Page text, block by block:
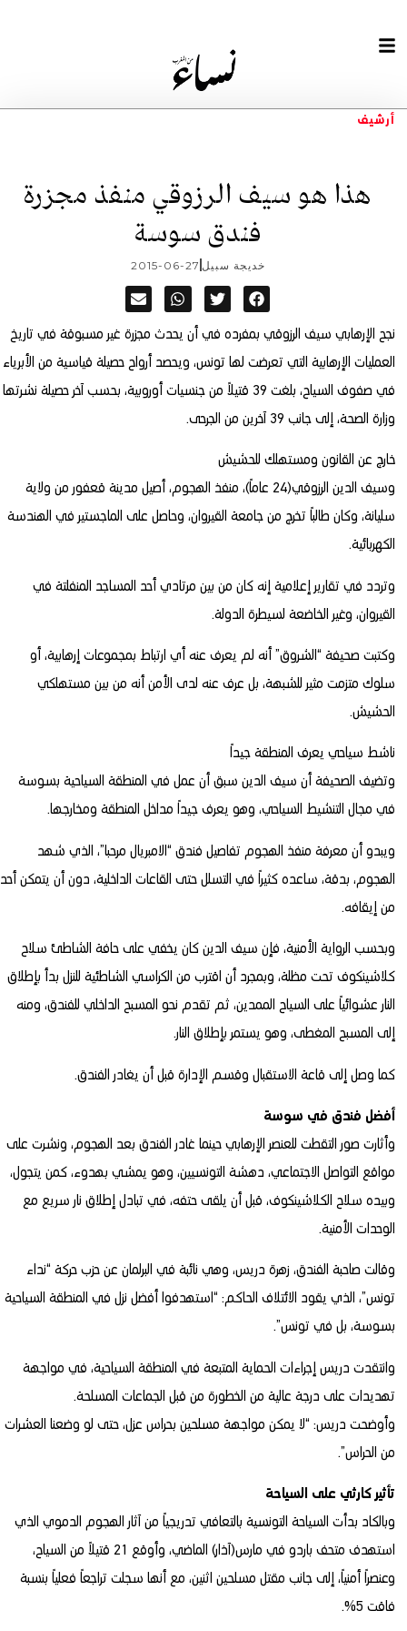
أرشيف
هذا هو سيف الرزوقي منفذ مجزرة
فندق سوسة
خديجة سبيل 2015-06-27
نجح الإرهابي سيف الرزوقي بمفرده في أن يحدث مجزرة غير مسبوقة في تاريخ
العمليات الإرهابية التي تعرضت لها تونس، ويحصد أرواح حصيلة قياسية من الأبرياء
في صفوف السياح، بلغت 39 قتيلاً من جنسيات أوروبية، بحسب آخر حصيلة نشرتها
وزارة الصحة، إلى جانب 39 آخرين من الجرحى.
خارج عن القانون ومستهلك للحشيش
وسيف الدين الرزوقي(24 عاماً)، منفذ الهجوم، أصيل مدينة قعفور من ولاية
سليانة، وكان طالباً تخرج من جامعة القيروان، وحاصل على الماجستير في الهندسة
الكهربائية.
وتردد في تقارير إعلامية إنه كان من بين مرتادي أحد المساجد المنفلتة في
القيروان، وغير الخاضعة لسيطرة الدولة.
وكتبت صحيفة “الشروق” أنه لم يعرف عنه أي ارتباط بمجموعات إرهابية، أو
سلوك متزمت مثير للشبهة، بل عرف عنه لدى الأمن أنه من بين مستهلكي
الحشيش.
ناشط سياحي يعرف المنطقة جيداً
وتضيف الصحيفة أن سيف الدين سبق أن عمل في المنطقة السياحية بسوسة
في مجال التنشيط السياحي، وهو يعرف جيداً مداخل المنطقة ومخارجها.
ويبدو أن معرفة منفذ الهجوم تفاصيل فندق “الامبريال مرحبا”، الذي شهد
الهجوم، بدقة، ساعده كثيراً في التسلل حتى القاعات الداخلية، دون أن يتمكن أحد
من إيقافه.
وبحسب الرواية الأمنية، فإن سيف الدين كان يخفي على حافة الشاطئ سلاح
كلاشينكوف تحت مظلة، وبمجرد أن اقترب من الكراسي الشاطئية للنزل بدأ بإطلاق
النار عشوائياً على السياح الممدين، ثم تقدم نحو المسبح الداخلي للفندق، ومنه
إلى المسبح المغطى، وهو يستمر بإطلاق النار.
كما وصل إلى قاعة الاستقبال وقسم الإدارة قبل أن يغادر الفندق.
أفضل فندق في سوسة
وأثارت صور التقطت للعنصر الإرهابي حينما غادر الفندق بعد الهجوم، ونشرت على
مواقع التواصل الاجتماعي، دهشة التونسيين، وهو يمشي بهدوء، كمن يتجول،
وبيده سلاح الكلاشينكوف، قبل أن يلقى حتفه، في تبادل إطلاق نار سريع مع
الوحدات الأمنية.
وقالت صاحبة الفندق، زهرة دريس، وهي نائبة في البرلمان عن حزب حركة “نداء
تونس”، الذي يقود الائتلاف الحاكم: “استهدفوا أفضل نزل في المنطقة السياحية
بسوسة، بل في تونس”.
وانتقدت دريس إجراءات الحماية المتبعة في المنطقة السياحية، في مواجهة
تهديدات على درجة عالية من الخطورة من قبل الجماعات المسلحة.
وأوضحت دريس: “لا يمكن مواجهة مسلحين بحراس عزل، حتى لو وضعنا العشرات
من الحراس”.
تأثير كارثي على السياحة
وبالكاد بدأت السياحة التونسية بالتعافي تدريجياً من آثار الهجوم الدموي الذي
استهدف متحف باردو في مارس(آذار) الماضي، وأوقع 21 قتيلاً من السياح،
وعنصراً أمنياً، إلى جانب مقتل مسلحين اثنين، مع أنها سجلت تراجعاً فعلياً بنسبة
فاقت 5%.